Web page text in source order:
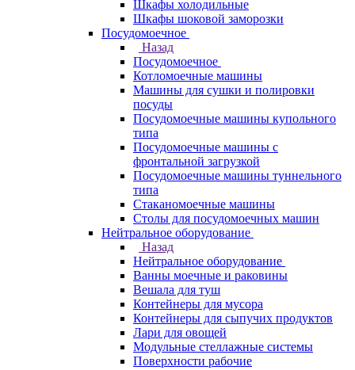
Шкафы холодильные
Шкафы шоковой заморозки
Посудомоечное
Назад
Посудомоечное
Котломоечные машины
Машины для сушки и полировки
посуды
Посудомоечные машины купольного
типа
Посудомоечные машины с
фронтальной загрузкой
Посудомоечные машины туннельного
типа
Стаканомоечные машины
Столы для посудомоечных машин
Нейтральное оборудование
Назад
Нейтральное оборудование
Ванны моечные и раковины
Вешала для туш
Контейнеры для мусора
Контейнеры для сыпучих продуктов
Лари для овощей
Модульные стеллажные системы
Поверхности рабочие